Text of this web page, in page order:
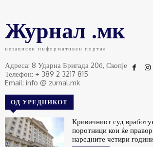
Журнал .мк
независен информативен портал
Адреса: 8 Ударна Бригада 20б, Скопје
Телефон: + 389 2 3217 815
Email: info @ zurnal.mk
ОД УРЕДНИКОТ
Кривичниот суд
поротници кои ќе
наредните четири